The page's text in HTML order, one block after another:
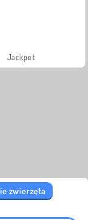
Jackpot
zwierzęta